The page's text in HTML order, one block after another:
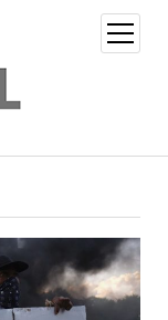
open
menu